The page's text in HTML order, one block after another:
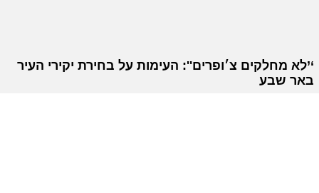
‘’לא מחלקים צ׳ופרים'': העימות על בחירת יקירי העיר
באר שבע